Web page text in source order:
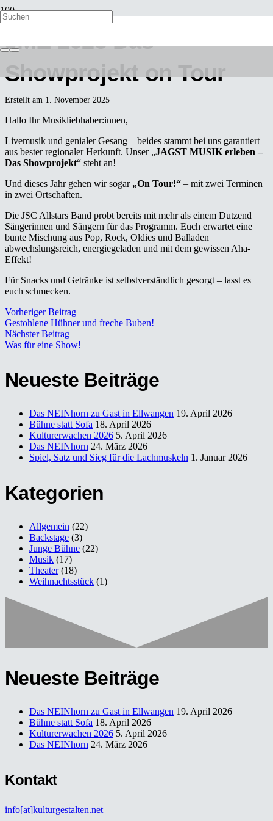
JME 2025 Das
Showprojekt on Tour
Erstellt am 1. November 2025
Hallo Ihr Musikliebhaber:innen,
Livemusik und genialer Gesang – beides stammt bei uns garantiert
aus bester regionaler Herkunft. Unser „JAGST MUSIK erleben –
Das Showprojekt“ steht an!
Und dieses Jahr gehen wir sogar „On Tour!“ – mit zwei Terminen
in zwei Ortschaften.
Die JSC Allstars Band probt bereits mit mehr als einem Dutzend
Sängerinnen und Sängern für das Programm. Euch erwartet eine
bunte Mischung aus Pop, Rock, Oldies und Balladen
abwechslungsreich, energiegeladen und mit dem gewissen Aha-
Effekt!
Für Snacks und Getränke ist selbstverständlich gesorgt – lasst es
euch schmecken.
Vorheriger Beitrag
Gestohlene Hühner und freche Buben!
Nächster Beitrag
Was für eine Show!
Neueste Beiträge
Das NEINhorn zu Gast in Ellwangen 19. April 2026
Bühne statt Sofa 18. April 2026
Kulturerwachen 2026 5. April 2026
Das NEINhorn 24. März 2026
Spiel, Satz und Sieg für die Lachmuskeln 1. Januar 2026
Kategorien
Allgemein (22)
Backstage (3)
Junge Bühne (22)
Musik (17)
Theater(18)
Weihnachtsstück (1)
Neueste Beiträge
Das NEINhorn zu Gast in Ellwangen 19. April 2026
Bühne statt Sofa 18. April 2026
Kulturerwachen 2026 5. April 2026
Das NEINhorn 24. März 2026
Kontakt
info[at]kulturgestalten.net